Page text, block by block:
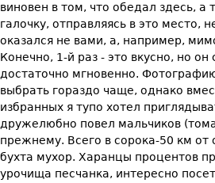
виновен в том, что обедал здесь, а
галочку, отправляясь в это место,
оказался не вами, а, например,
Конечно, 1-й раз - это вкусно, но он
достаточно мгновенно.
выбрать гораздо чаще, однако
избранных я тупо хотел
дружелюбно повел мальчиков
прежнему. Всего в сорока-50 км от
бухта мухор. Харанцы процентов
урочища песчанка, интересно